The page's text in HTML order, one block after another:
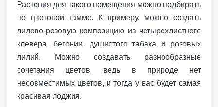
Растения для такого помещения можно подбирать
по цветовой гамме. К примеру, можно создать
лилово-розовую композицию из четырехлистного
клевера, бегонии, душистого табака и розовых
лилий. Можно создавать разнообразные
сочетания цветов, ведь в природе нет
несовместимых цветов, и тогда у вас будет самая
красивая лоджия.